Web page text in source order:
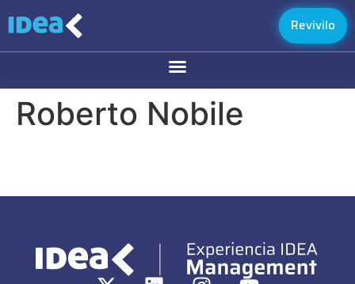
Revivilo
Roberto Nobile